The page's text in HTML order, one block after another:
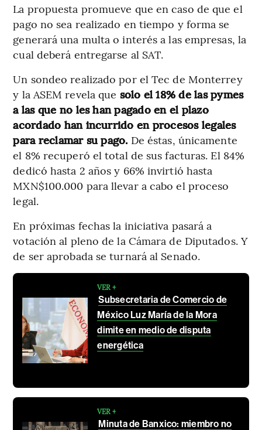
La propuesta promueve que en caso de que el
pago no sea realizado en tiempo y forma se
generará una multa o interés a las empresas, la
cual deberá entregarse al SAT.
Un sondeo realizado por el Tec de Monterrey
y la ASEM revela que solo el 18% de las pymes
a las que no les han pagado en el plazo
acordado han incurrido en procesos legales
para reclamar su pago. De éstas, únicamente
el 8% recuperó el total de sus facturas. El 84%
dedicó hasta 2 años y 66% invirtió hasta
MXN$100.000 para llevar a cabo el proceso
legal.
En próximas fechas la iniciativa pasará a
votación al pleno de la Cámara de Diputados. Y
de ser aprobada se turnará al Senado.
VER +
Subsecretaria de Comercio de
México Luz María de la Mora
dimite en medio de disputa
energética
VER +
Minuta de Banxico: miembro no